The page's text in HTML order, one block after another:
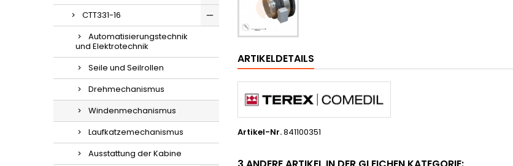
CTT331-16
Automatisierungstechnik
und Elektrotechnik
Seile und Seilrollen
Drehmechanismus
Windenmechanismus
Laufkatzemechanismus
Ausstattung der Kabine
ARTIKELDETAILS
Artikel-Nr.841100351